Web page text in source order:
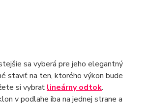
sa vyberá pre jeho elegantný
staviť na ten, ktorého výkon bude
si vybrať lineárny odtok.
v podlahe iba na jednej strane a